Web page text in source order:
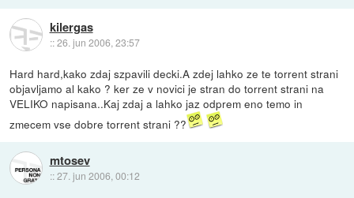
kilergas
::26. jun 2006, 23:57
Hard hard,kako zdaj szpavili decki.A zdej lahko ze te torrent strani
objavljamo al kako ? ker ze v novici je stran do torrent strani na
VELIKO napisana..Kaj zdaj a lahko jaz odprem eno temo in
zmecem vse dobre torrent strani ??
mtosev
::27. jun 2006, 00:12